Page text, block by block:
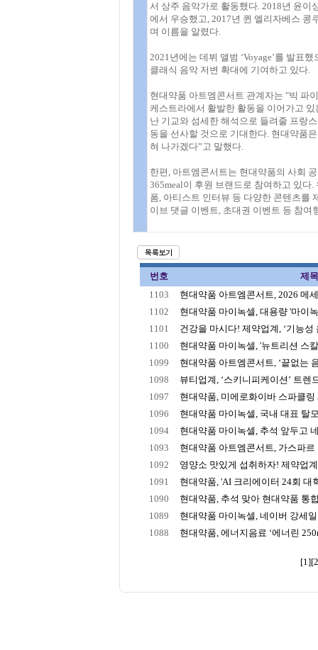
서 상주 음악가로 활동했다. 2018년 윤
에서 우승했고, 2017년 퀸 엘리자베스 콩
며 이름을 알렸다.
2021년에는 데뷔 앨범 ‘Voyage’를 발표
클래식 음악 저변 확대에 기여하고 있다.
현대약품 아트엠콘서트 관계자는 "빅 파
케스트라에서 활발한 활동을 이어가고
난 기교와 섬세한 해석으로 들려줄 프랑
동을 선사할 것으로 기대한다. 현대약품
혀 나가겠다”고 말했다.
한편, 아트엠콘서트는 현대약품의 사회
365meal이 후원 브랜드로 참여하고 있다
폼, 아티스트 인터뷰 등 다양한 콘텐츠를
이브 댓글 이벤트, 초대권 이벤트 등 참여
번호
제목
1103
현대약품 아트엠콘서트, 2026 메
1102
현대약품 마이녹셀, 대용량 '마이
1101
건강을 마시다! 제약업계, ‘기능성
1100
현대약품 마이녹셀, '뉴트리션 스
1099
현대약품 아트엠콘서트, ‘끝없는
1098
뷰티업계, ‘스키니피케이션’ 트렌
1097
현대약품, 미에로화이바 스파클링
1096
현대약품 마이녹셀, 국내 대표 탈
1094
현대약품 마이녹셀, 추석 앞두고
1093
현대약품 아트엠콘서트, 가스파르
1092
영양소 맛있게 섭취하자! 제약업
1091
현대약품, 'AI 크리에이터 24회 대
1090
현대약품, 추석 맞아 현대약품 통
1089
현대약품 마이녹셀, 네이버 강세
1088
현대약품, 에너지음료 ‘에너린
[1]